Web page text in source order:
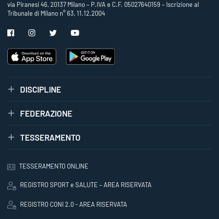
via Piranesi 46, 20137 Milano – P.IVA e C.F. 05027640159 – Iscrizione al
Tribunale di Milano n° 63, 11.12.2004
DISCIPLINE
FEDERAZIONE
TESSERAMENTO
TESSERAMENTO ONLINE
REGISTRO SPORT e SALUTE – AREA RISERVATA
REGISTRO CONI 2.0 - AREA RISERVATA